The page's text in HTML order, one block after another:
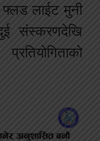
फ्लड लाईट मुनी
संस्करणदेखि